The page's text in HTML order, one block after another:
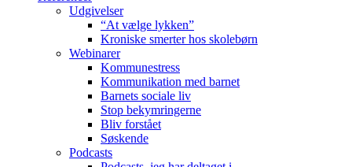
Udgivelser
“At vælge lykken”
Kroniske smerter hos skolebørn
Webinarer
Kommunestress
Kommunikation med barnet
Barnets sociale liv
Stop bekymringerne
Bliv forstået
Søskende
Podcasts